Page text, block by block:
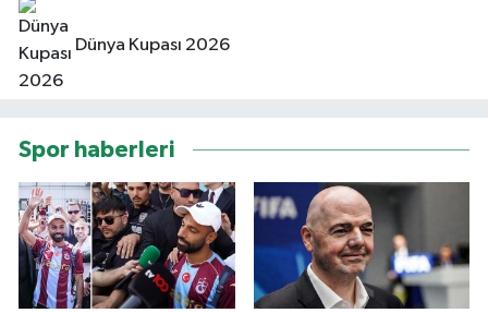
Dünya Kupası 2026
Spor haberleri